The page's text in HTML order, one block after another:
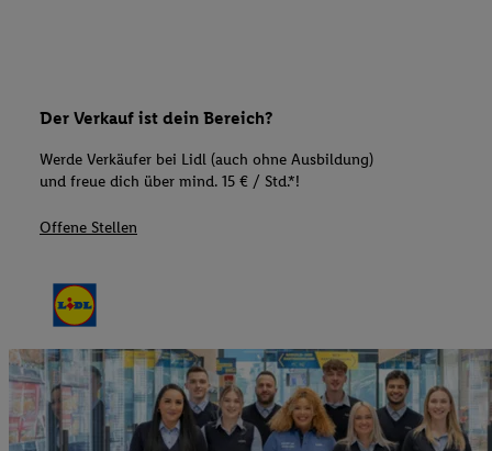
Der Verkauf ist dein Bereich?
Werde Verkäufer bei Lidl (auch ohne Ausbildung)
und freue dich über mind. 15 € / Std.*!
Offene Stellen